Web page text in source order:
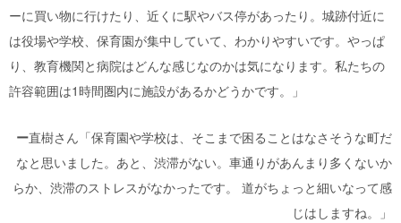
ーに買い物に行けたり、近くに駅やバス停があったり。城跡付近に
は役場や学校、保育園が集中していて、わかりやすいです。やっぱ
り、教育機関と病院はどんな感じなのかは気になります。私たちの
許容範囲は1時間圏内に施設があるかどうかです。」
ー直樹さん「保育園や学校は、そこまで困ることはなさそうな町だ
なと思いました。あと、渋滞がない。車通りがあんまり多くないか
らか、渋滞のストレスがなかったです。 道がちょっと細いなって感
じはしますね。」